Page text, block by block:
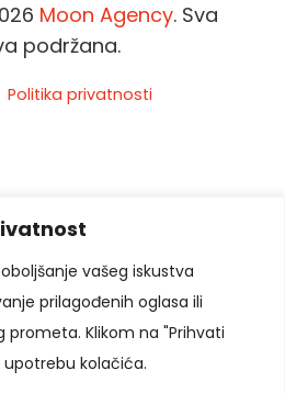
vašeg iskustva
prilagođenih oglasa ili
prometa. Klikom na "Prihvati
kolačića.
Moon Agency. Sva
podržana.
Politika privatnosti